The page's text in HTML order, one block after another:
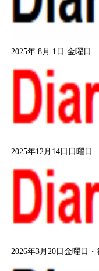
2025年 8月 1日 金曜日
2025年12月14日日曜日
2026年3月20日金曜日・